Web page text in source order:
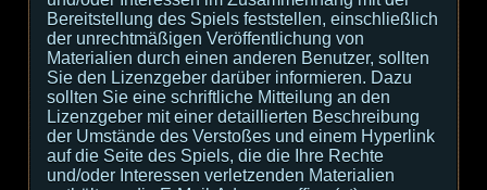
Bereitstellung des Spiels feststellen, einschließlich
der unrechtmäßigen Veröffentlichung von
Materialien durch einen anderen Benutzer, sollten
Sie den Lizenzgeber darüber informieren. Dazu
sollten Sie eine schriftliche Mitteilung an den
Lizenzgeber mit einer detaillierten Beschreibung
der Umstände des Verstoßes und einem Hyperlink
auf die Seite des Spiels, die die Ihre Rechte
und/oder Interessen verletzenden Materialien